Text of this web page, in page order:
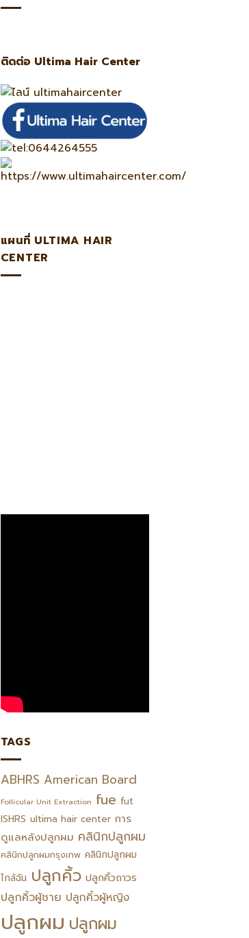
ติดต่อ Ultima Hair Center
แผนที่ ULTIMA HAIR
CENTER
TAGS
ABHRS American Board
Follicular Unit Extraction fue fut
ISHRS ultima hair center การ
ดูแลหลังปลูกผม คลินิกปลูกผม
คลินิกปลูกผมกรุงเทพ คลินิกปลูกผม
ไกล้ฉัน ปลูกคิ้ว ปลูกคิ้วถาวร
ปลูกคิ้วผู้ชาย ปลูกคิ้วผู้หญิง
ปลูกผม ปลูกผม